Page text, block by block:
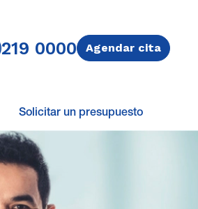
219 0000 Agendar cita
Solicitar un presupuesto